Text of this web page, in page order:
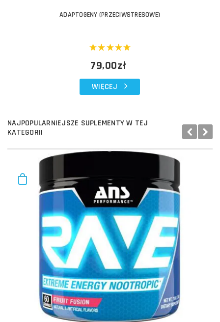
ADAPTOGENY (PRZECIWSTRESOWE)
79,00zł
WIĘCEJ
NAJPOPULARNIEJSZE SUPLEMENTY W TEJ
KATEGORII